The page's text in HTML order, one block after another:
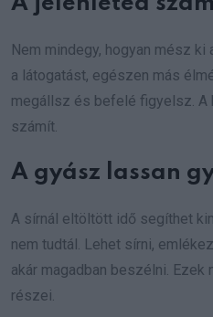
Nem mindegy, hogyan mész
a látogatást, egészen más
megállsz és befelé figyelsz.
számít.
A gyász lassan
A sírnál eltöltött idő segíthet
nem tudtál. Lehet sírni,
akár magadban beszélni.
részei.